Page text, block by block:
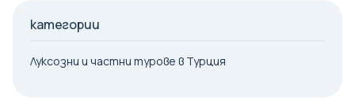
категории
Луксозни и частни турове в Турция